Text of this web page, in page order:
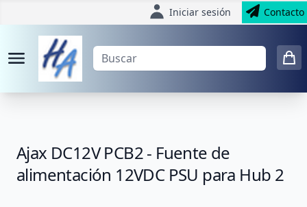
Iniciar sesión Contacto
Ajax DC12V PCB2 - Fuente de
alimentación 12VDC PSU para Hub 2